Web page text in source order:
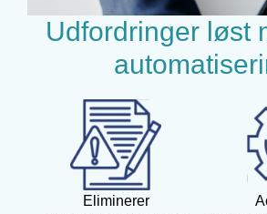
Udfordringer løst
Eliminerer